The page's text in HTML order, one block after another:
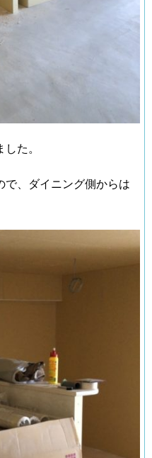
た。
で、ダイニング側からは